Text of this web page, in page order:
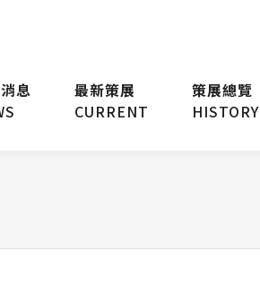
息
最新策展
CURRENT
策展總覽
HISTORY